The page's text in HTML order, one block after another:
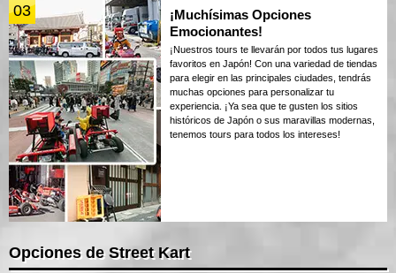
03
¡Muchísimas Opciones
Emocionantes!
¡Nuestros tours te llevarán por todos tus lugares
favoritos en Japón! Con una variedad de tiendas
para elegir en las principales ciudades, tendrás
muchas opciones para personalizar tu
experiencia. ¡Ya sea que te gusten los sitios
históricos de Japón o sus maravillas modernas,
tenemos tours para todos los intereses!
Opciones de Street Kart